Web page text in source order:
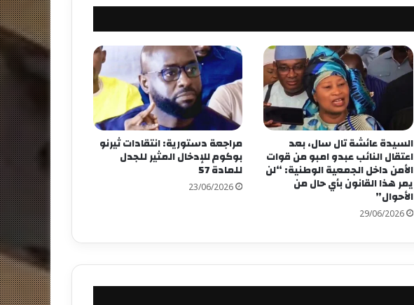
السيدة عائشة تال سال، بعد
اعتقال النائب عبدو امبو من قوات
الأمن داخل الجمعية الوطنية: “لن
يمر هذا القانون بأي حال من
الأحوال”
29/06/2026
مراجعة دستورية: انتقادات ثيرنو
بوكوم للإدخال المثير للجدل
للمادة 57
23/06/2026